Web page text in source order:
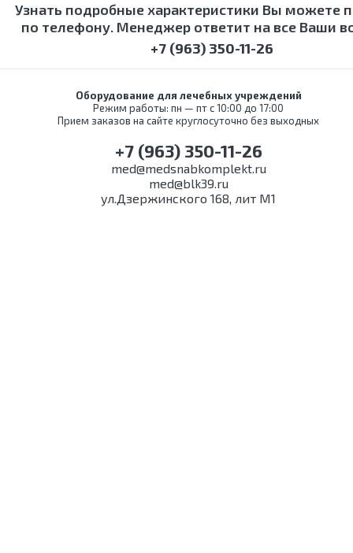
Узнать подробные характеристики Вы можете
по телефону. Менеджер ответит на все Ваши
+7 (963) 350-11-26
Оборудование для лечебных учреждений
Режим работы: пн — пт с 10:00 до 17:00
Прием заказов на сайте круглосуточно без выходных
+7 (963) 350-11-26
med@medsnabkomplekt.ru
med@blk39.ru
ул.Дзержинского 168, лит М1